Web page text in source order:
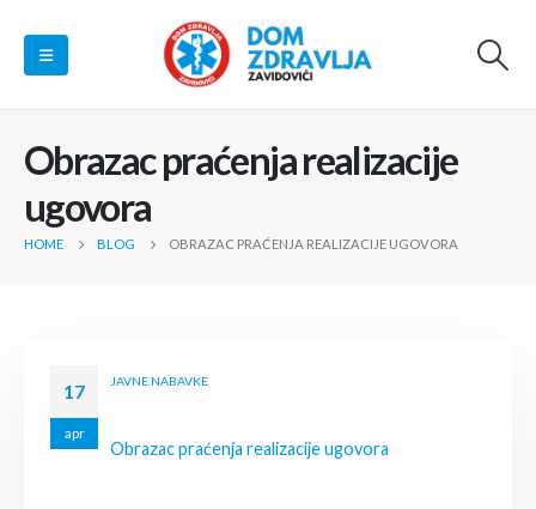
Obrazac praćenja realizacije
ugovora
HOME BLOG OBRAZAC PRAĆENJA REALIZACIJE UGOVORA
17
apr
JAVNE NABAVKE
Obrazac praćenja realizacije ugovora